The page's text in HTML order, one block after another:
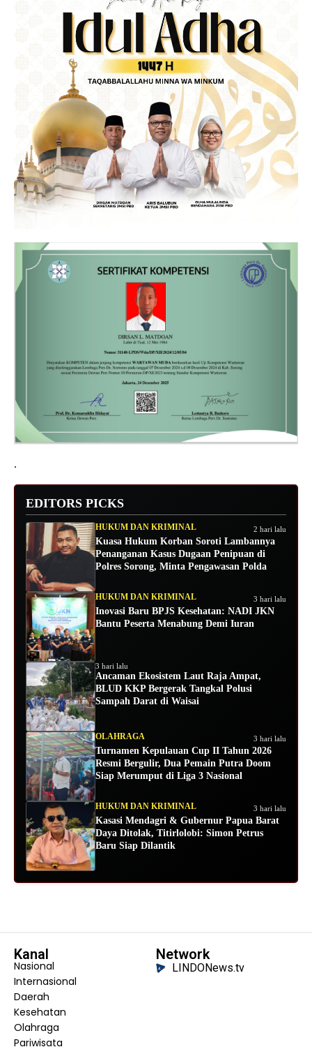
.
EDITORS PICKS
HUKUM DAN KRIMINAL 2 hari lalu
Kuasa Hukum Korban Soroti Lambannya
Penanganan Kasus Dugaan Penipuan di
Polres Sorong, Minta Pengawasan Polda
HUKUM DAN KRIMINAL 3 hari lalu
Inovasi Baru BPJS Kesehatan: NADI JKN
Bantu Peserta Menabung Demi Iuran
3 hari lalu
Ancaman Ekosistem Laut Raja Ampat,
BLUD KKP Bergerak Tangkal Polusi
Sampah Darat di Waisai
OLAHRAGA 3 hari lalu
Turnamen Kepulauan Cup II Tahun 2026
Resmi Bergulir, Dua Pemain Putra Doom
Siap Merumput di Liga 3 Nasional
HUKUM DAN KRIMINAL 3 hari lalu
Kasasi Mendagri & Gubernur Papua Barat
Daya Ditolak, Titirlolobi: Simon Petrus
Baru Siap Dilantik
Kanal
Nasional
Internasional
Daerah
Kesehatan
Olahraga
Pariwisata
Network
LINDONews.tv